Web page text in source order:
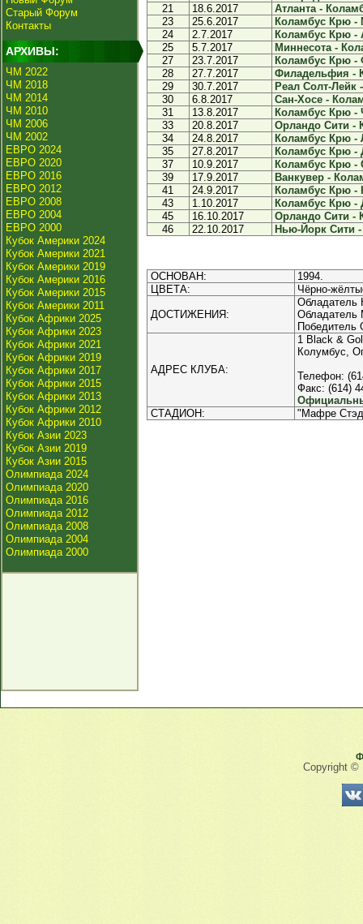
Старый Форум
Контакты
АРХИВЫ:
ЧМ 2022
ЧМ 2018
ЧМ 2014
ЧМ 2010
ЧМ 2006
ЧМ 2002
ЕВРО 2024
ЕВРО 2020
ЕВРО 2016
ЕВРО 2012
ЕВРО 2008
ЕВРО 2004
ЕВРО 2000
Кубок Америки 2024
Кубок Америки 2021
Кубок Америки 2019
Кубок Америки 2016
Кубок Америки 2015
Кубок Америки 2011
Кубок Африки 2025
Кубок Африки 2023
Кубок Африки 2021
Кубок Африки 2019
Кубок Африки 2017
Кубок Африки 2015
Кубок Африки 2013
Кубок Африки 2012
Кубок Африки 2010
Кубок Азии 2023
Кубок Азии 2019
Кубок Азии 2015
Олимпиада 2024
Олимпиада 2020
Олимпиада 2016
Олимпиада 2012
Олимпиада 2008
Олимпиада 2004
Олимпиада 2000
21
18.6.2017
Атланта -
23
25.6.2017
Коламбус Крю -
24
2.7.2017
Коламбус Крю -
25
5.7.2017
Миннесота -
27
23.7.2017
Коламбус Крю -
28
27.7.2017
Филадельфия -
29
30.7.2017
Реал Солт-Лейк
30
6.8.2017
Сан-Хосе -
31
13.8.2017
Коламбус Крю -
33
20.8.2017
Орландо Сити -
34
24.8.2017
Коламбус Крю -
35
27.8.2017
Коламбус Крю -
37
10.9.2017
Коламбус Крю -
39
17.9.2017
Ванкувер -
41
24.9.2017
Коламбус Крю -
43
1.10.2017
Коламбус Крю -
45
16.10.2017
Орландо Сити -
46
22.10.2017 Нью-Йорк Сити
ОСНОВАН:
1994.
ЦВЕТА:
Чёрно-
ДОСТИЖЕНИЯ:
Обладатель
Обладатель
Победитель
АДРЕС КЛУБА:
1 Black &
Колумбус,
Телефон:
Факс: (614)
СТАДИОН:
"Мафре
Copyright ©